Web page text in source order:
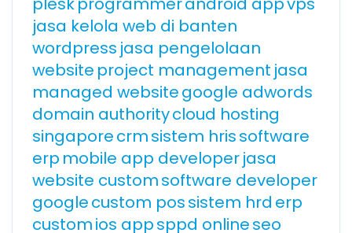
jasa kelola web di banten
wordpress jasa pengelolaan
website project management jasa
managed websitegoogle adwords
domain authoritycloud hosting
singaporecrmsistem hrissoftware
erp mobile app developerjasa
website customsoftware developer
googlecustom possistem hrd erp
customios appsppd onlineseo